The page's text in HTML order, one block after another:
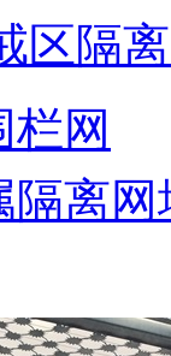
区隔
栏网
隔离网